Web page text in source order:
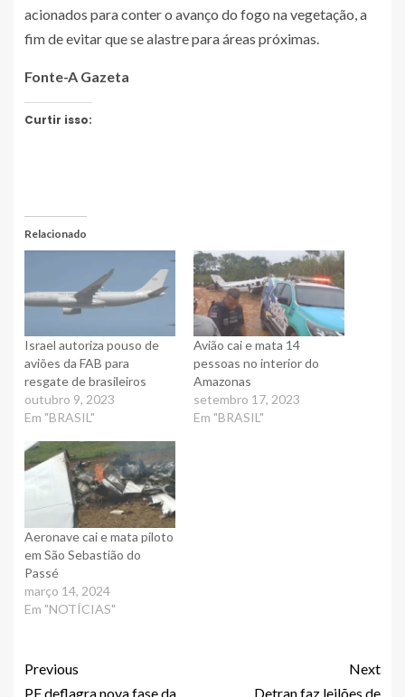
acionados para conter o avanço do fogo na vegetação, a
fim de evitar que se alastre para áreas próximas.
Fonte-A Gazeta
Curtir isso:
Relacionado
Israel autoriza pouso de
aviões da FAB para
resgate de brasileiros
outubro 9, 2023
Em "BRASIL"
Avião cai e mata 14
pessoas no interior do
Amazonas
setembro 17, 2023
Em "BRASIL"
Aeronave cai e mata piloto
em São Sebastião do
Passé
março 14, 2024
Em "NOTÍCIAS"
Previous
PF deflagra nova fase da
Next
Detran faz leilões de